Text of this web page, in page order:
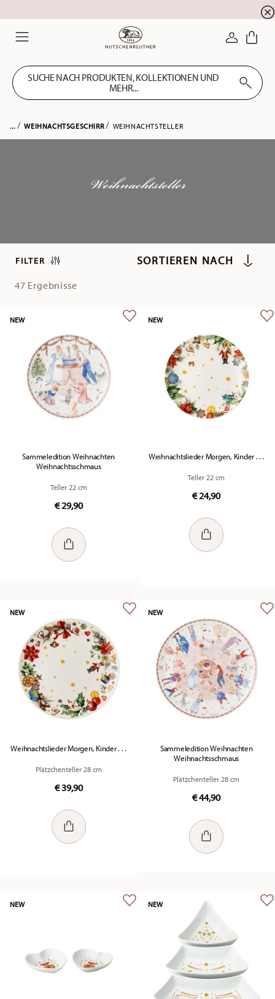
Summer SALE! Sichern Sie sich 5% EXTRA-
SUCHE NACH PRODUKTEN, KOLLEKTIONEN UND
MEHR...
... WEIHNACHTSGESCHIRR WEIHNACHTSTELLER
Weihnachtsteller
FILTER
47 Ergebnisse
Sammeledition Weihnachten
Weihnachtsschmaus
Teller 22 cm
€ 29,90
NEW
Weihnachtslieder Morgen, Kinder . . .
Teller 22 cm
€ 24,90
NEW
Weihnachtslieder Morgen, Kinder . . .
Plätzchenteller 28 cm
€ 39,90
NEW
Sammeledition Weihnachten
Weihnachtsschmaus
Plätzchenteller 28 cm
€ 44,90
NEW
NEW NEW